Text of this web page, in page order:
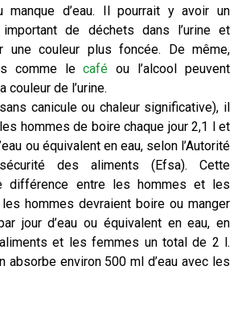
manque d’eau. Il pourrait y avoir un
de déchets dans l’urine et
une couleur plus foncée. De même,
comme lecafé ou l’alcool peuvent
couleur de l’urine.
canicule ou chaleur significative), il
hommes de boire chaque jour 2,1 l et
ou équivalent en eau, selon l’Autorité
des aliments (Efsa). Cette
différence entre les hommes et les
hommes devraient boire ou manger
jour d’eau ou équivalent en eau, en
aliments et les femmes un total de 2 l.
absorbe environ 500 ml d’eau avec les